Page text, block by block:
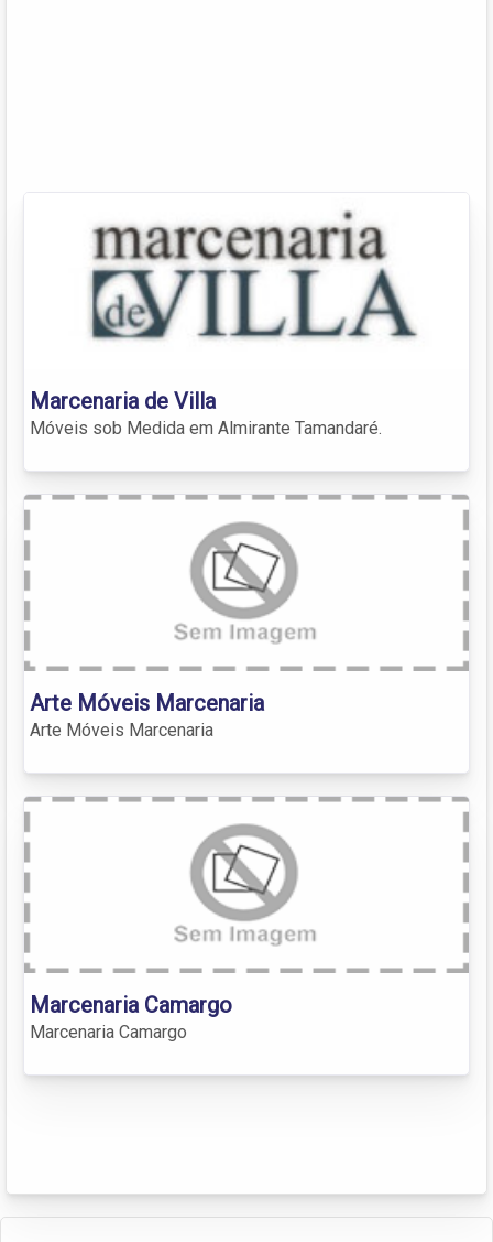
Marcenaria de Villa
Móveis sob Medida em Almirante Tamandaré.
Arte Móveis Marcenaria
Arte Móveis Marcenaria
Marcenaria Camargo
Marcenaria Camargo